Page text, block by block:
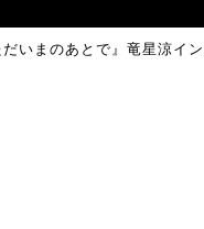
いまのあとで』竜星涼イ